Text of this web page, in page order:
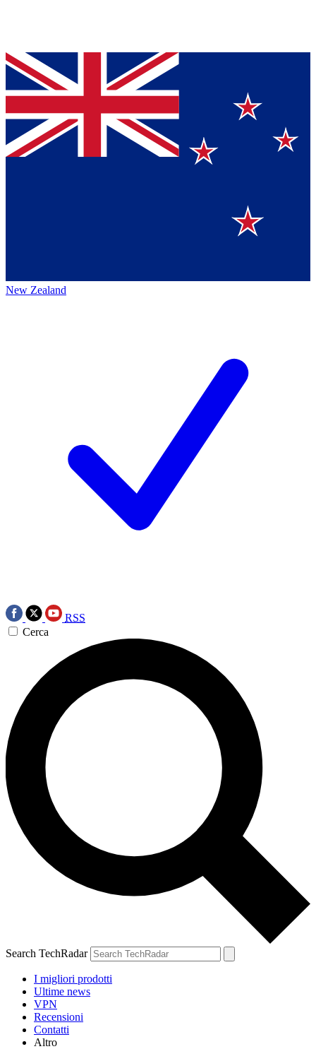
New Zealand
RSS
Cerca
Search TechRadar
I migliori prodotti
Ultime news
VPN
Recensioni
Contatti
Altro